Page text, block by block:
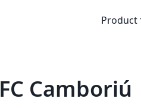
Product
Camboriú